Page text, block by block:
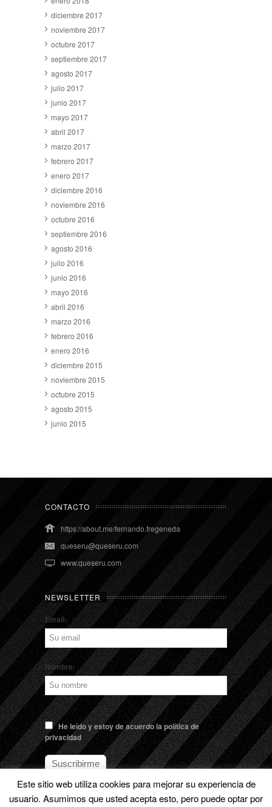
diciembre 2017
noviembre 2017
octubre 2017
septiembre 2017
agosto 2017
julio 2017
junio 2017
mayo 2017
abril 2017
marzo 2017
febrero 2017
enero 2017
diciembre 2016
noviembre 2016
octubre 2016
septiembre 2016
agosto 2016
julio 2016
junio 2016
mayo 2016
abril 2016
marzo 2016
febrero 2016
enero 2016
diciembre 2015
noviembre 2015
octubre 2015
agosto 2015
junio 2015
CONTACTO
https://about.me/fernando.fregeneda
queseru@queseru.com
www.queseru.com
NEWSLETTER
Email:
Nombre:
He leído y estoy de acuerdo la política de
privacidad
Este sitio web utiliza cookies para mejorar su experiencia de
usuario. Asumimos que usted acepta esto, pero puede optar por